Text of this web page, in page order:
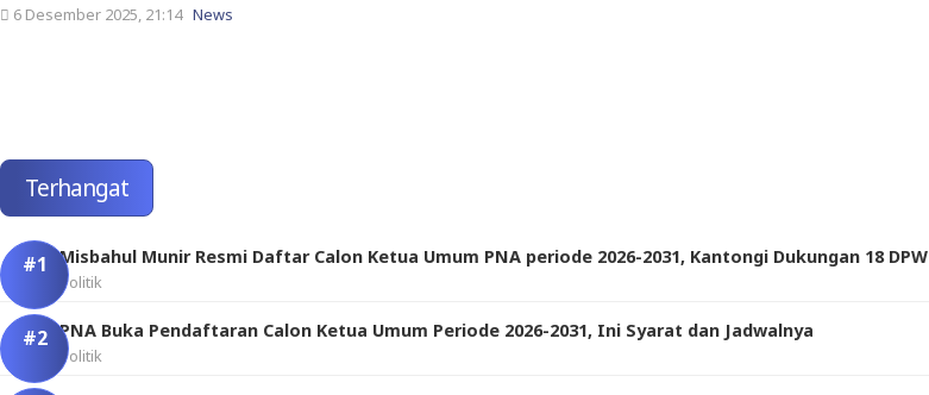
6 Desember 2025, 21:14 News
Terhangat
Misbahul Munir Resmi Daftar Calon Ketua Umum PNA periode 2026-2031, Kantongi Dukungan 18 DPW
Politik
PNA Buka Pendaftaran Calon Ketua Umum Periode 2026-2031, Ini Syarat dan Jadwalnya
Politik